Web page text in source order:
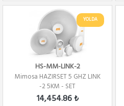
YOLDA
HS-MM-LINK-2
Mimosa HAZIRSET 5 GHZ LINK
-2 5KM - SET
14,454.86 ₺